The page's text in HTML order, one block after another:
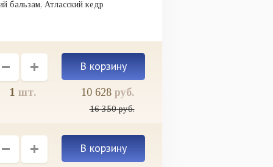
бальзам, Атласский кедр
1 шт. 10 628 руб.
16 350руб.